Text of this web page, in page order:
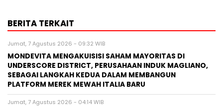
BERITA TERKAIT
Jumat, 7 Agustus 2026 - 09:32 WIB
MONDEVITA MENGAKUISISI SAHAM MAYORITAS DI
UNDERSCORE DISTRICT, PERUSAHAAN INDUK MAGLIANO,
SEBAGAI LANGKAH KEDUA DALAM MEMBANGUN
PLATFORM MEREK MEWAH ITALIA BARU
Jumat, 7 Agustus 2026 - 04:14 WIB